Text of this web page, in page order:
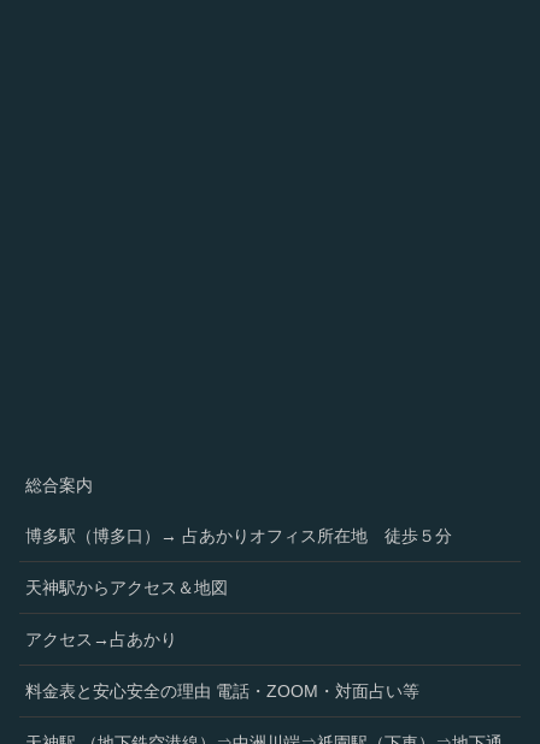
総合案内
博多駅（博多口）→ 占あかりオフィス所在地 徒歩５分
天神駅からアクセス＆地図
アクセス→占あかり
料金表と安心安全の理由 電話・ZOOM・対面占い等